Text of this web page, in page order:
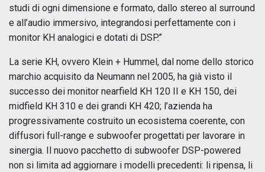
studi di ogni dimensione e formato, dallo stereo al surround
e all’audio immersivo, integrandosi perfettamente con i
monitor KH analogici e dotati di DSP.”
La serie KH, ovvero Klein + Hummel, dal nome dello storico
marchio acquisito da Neumann nel 2005, ha già visto il
successo dei monitor nearfield KH 120 II e KH 150, dei
midfield KH 310 e dei grandi KH 420; l’azienda ha
progressivamente costruito un ecosistema coerente, con
diffusori full-range e subwoofer progettati per lavorare in
sinergia. Il nuovo pacchetto di subwoofer DSP-powered
non si limita ad aggiornare i modelli precedenti: li ripensa, li